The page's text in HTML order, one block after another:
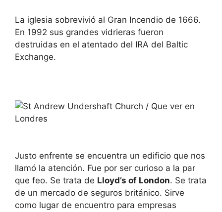
La iglesia sobrevivió al Gran Incendio de 1666.
En 1992 sus grandes vidrieras fueron
destruidas en el atentado del IRA del Baltic
Exchange.
Justo enfrente se encuentra un edificio que nos
llamó la atención. Fue por ser curioso a la par
que feo. Se trata de Lloyd’s of London. Se trata
de un mercado de seguros británico.​ Sirve
como lugar de encuentro para empresas